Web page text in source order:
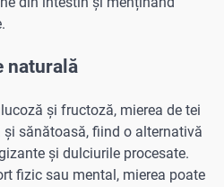
naturală
și fructoză, mierea de tei
sănătoasă, fiind o alternativă
și dulciurile procesate.
fizic sau mental, mierea poate